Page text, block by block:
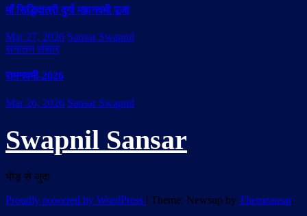
माँ सिद्धिदात्री दुर्गा महानवमी पूजा
Mar 27, 2026 Sansar Swapnil
सनातन संसार
रामनवमी-2026
Mar 26, 2026 Sansar Swapnil
Swapnil Sansar
भीड़ से जुदा
Proudly powered by WordPress | Theme: Newsup by Themeansar.